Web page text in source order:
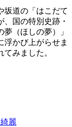
坂道の「はこだて
国の特別史跡・
（ほしの夢）」
浮かび上がらせま
みました。
麗